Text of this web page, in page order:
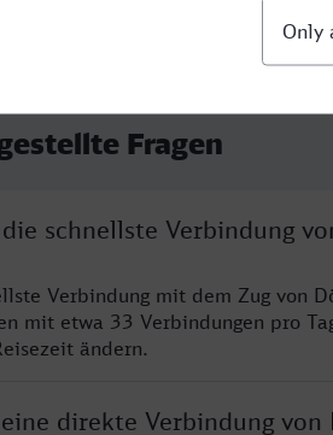
Fragen
schnellste Verbindung
Verbindung mit dem Zug von
mit etwa 33 Verbindungen pro
ändern.
direkte Verbindung von